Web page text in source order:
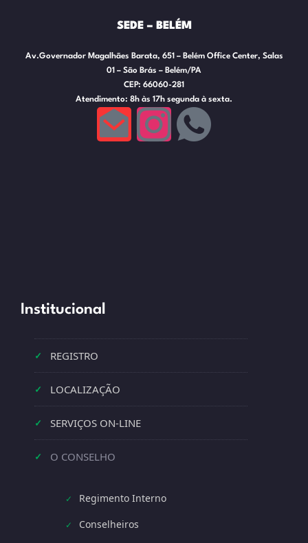
SEDE – BELÉM
Av.Governador Magalhães Barata, 651 – Belém Office Center, Salas
01 – São Brás – Belém/PA
CEP: 66060-281
Atendimento: 8h às 17h segunda à sexta.
Institucional
✓ REGISTRO
✓ LOCALIZAÇÃO
✓ SERVIÇOS ON-LINE
✓ O CONSELHO
✓ Regimento Interno
✓ Conselheiros